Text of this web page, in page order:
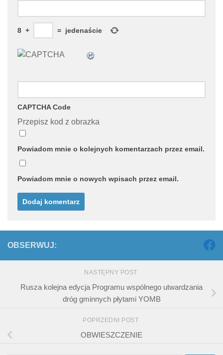
8 + = jedenaście
CAPTCHA Code
Przepisz kod z obrazka
Powiadom mnie o kolejnych komentarzach przez email.
Powiadom mnie o nowych wpisach przez email.
OBSERWUJ:
NASTĘPNY POST
Rusza kolejna edycja Programu wspólnego utwardzania
dróg gminnych płytami YOMB
POPRZEDNI POST
OBWIESZCZENIE